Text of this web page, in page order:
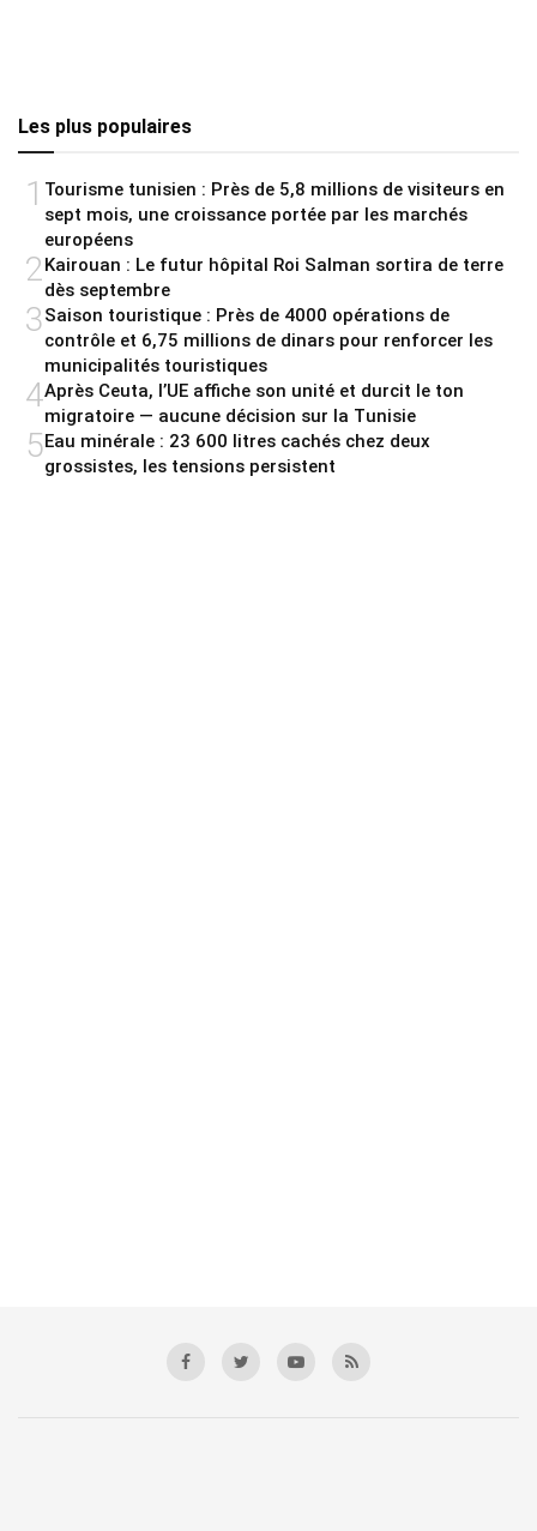
Les plus populaires
1 Tourisme tunisien : Près de 5,8 millions de visiteurs en
sept mois, une croissance portée par les marchés
européens
2Kairouan : Le futur hôpital Roi Salman sortira de terre
dès septembre
3Saison touristique : Près de 4000 opérations de
contrôle et 6,75 millions de dinars pour renforcer les
municipalités touristiques
4Après Ceuta, l’UE affiche son unité et durcit le ton
migratoire — aucune décision sur la Tunisie
5Eau minérale : 23 600 litres cachés chez deux
grossistes, les tensions persistent